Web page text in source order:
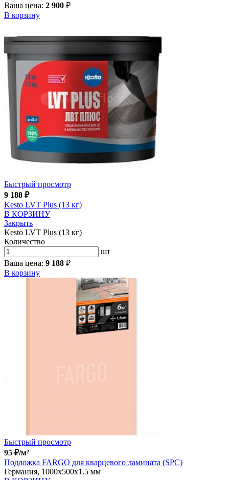
Ваша цена: 2 900 ₽
В корзину
Быстрый просмотр
9 188 ₽
Kesto LVT Plus (13 кг)
В КОРЗИНУ
Закрыть
Kesto LVT Plus (13 кг)
Количество
шт
Ваша цена: 9 188 ₽
В корзину
Быстрый просмотр
95 ₽/м²
Подложка FARGO для кварцевого ламината (SPC)
Германия, 1000x500x1.5 мм